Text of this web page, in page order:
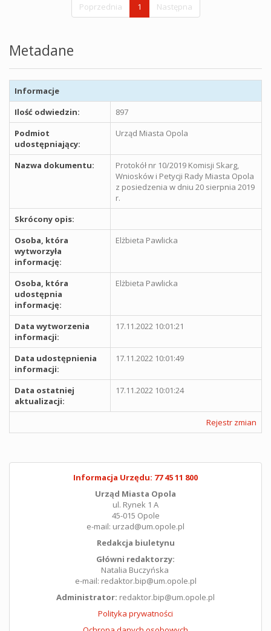
Poprzednia
1 Następna
Metadane
Informacje
Ilość odwiedzin:
897
Podmiot
udostępniający:
Urząd Miasta Opola
Nazwa dokumentu:
Protokół nr 10/2019 Komisji Skarg,
Wniosków i Petycji Rady Miasta Opola
z posiedzenia w dniu 20 sierpnia 2019
r.
Skrócony opis:
Osoba, która
wytworzyła
informację:
Elżbieta Pawlicka
Osoba, która
udostępnia
informację:
Elżbieta Pawlicka
Data wytworzenia
informacji:
17.11.2022 10:01:21
Data udostępnienia
informacji:
17.11.2022 10:01:49
Data ostatniej
aktualizacji:
17.11.2022 10:01:24
Rejestr zmian
Informacja Urzędu: 77 45 11 800
Urząd Miasta Opola
ul. Rynek 1 A
45-015 Opole
e-mail: urzad@um.opole.pl
Redakcja biuletynu
Główni redaktorzy:
Natalia Buczyńska
e-mail: redaktor.bip@um.opole.pl
Administrator: redaktor.bip@um.opole.pl
Polityka prywatności